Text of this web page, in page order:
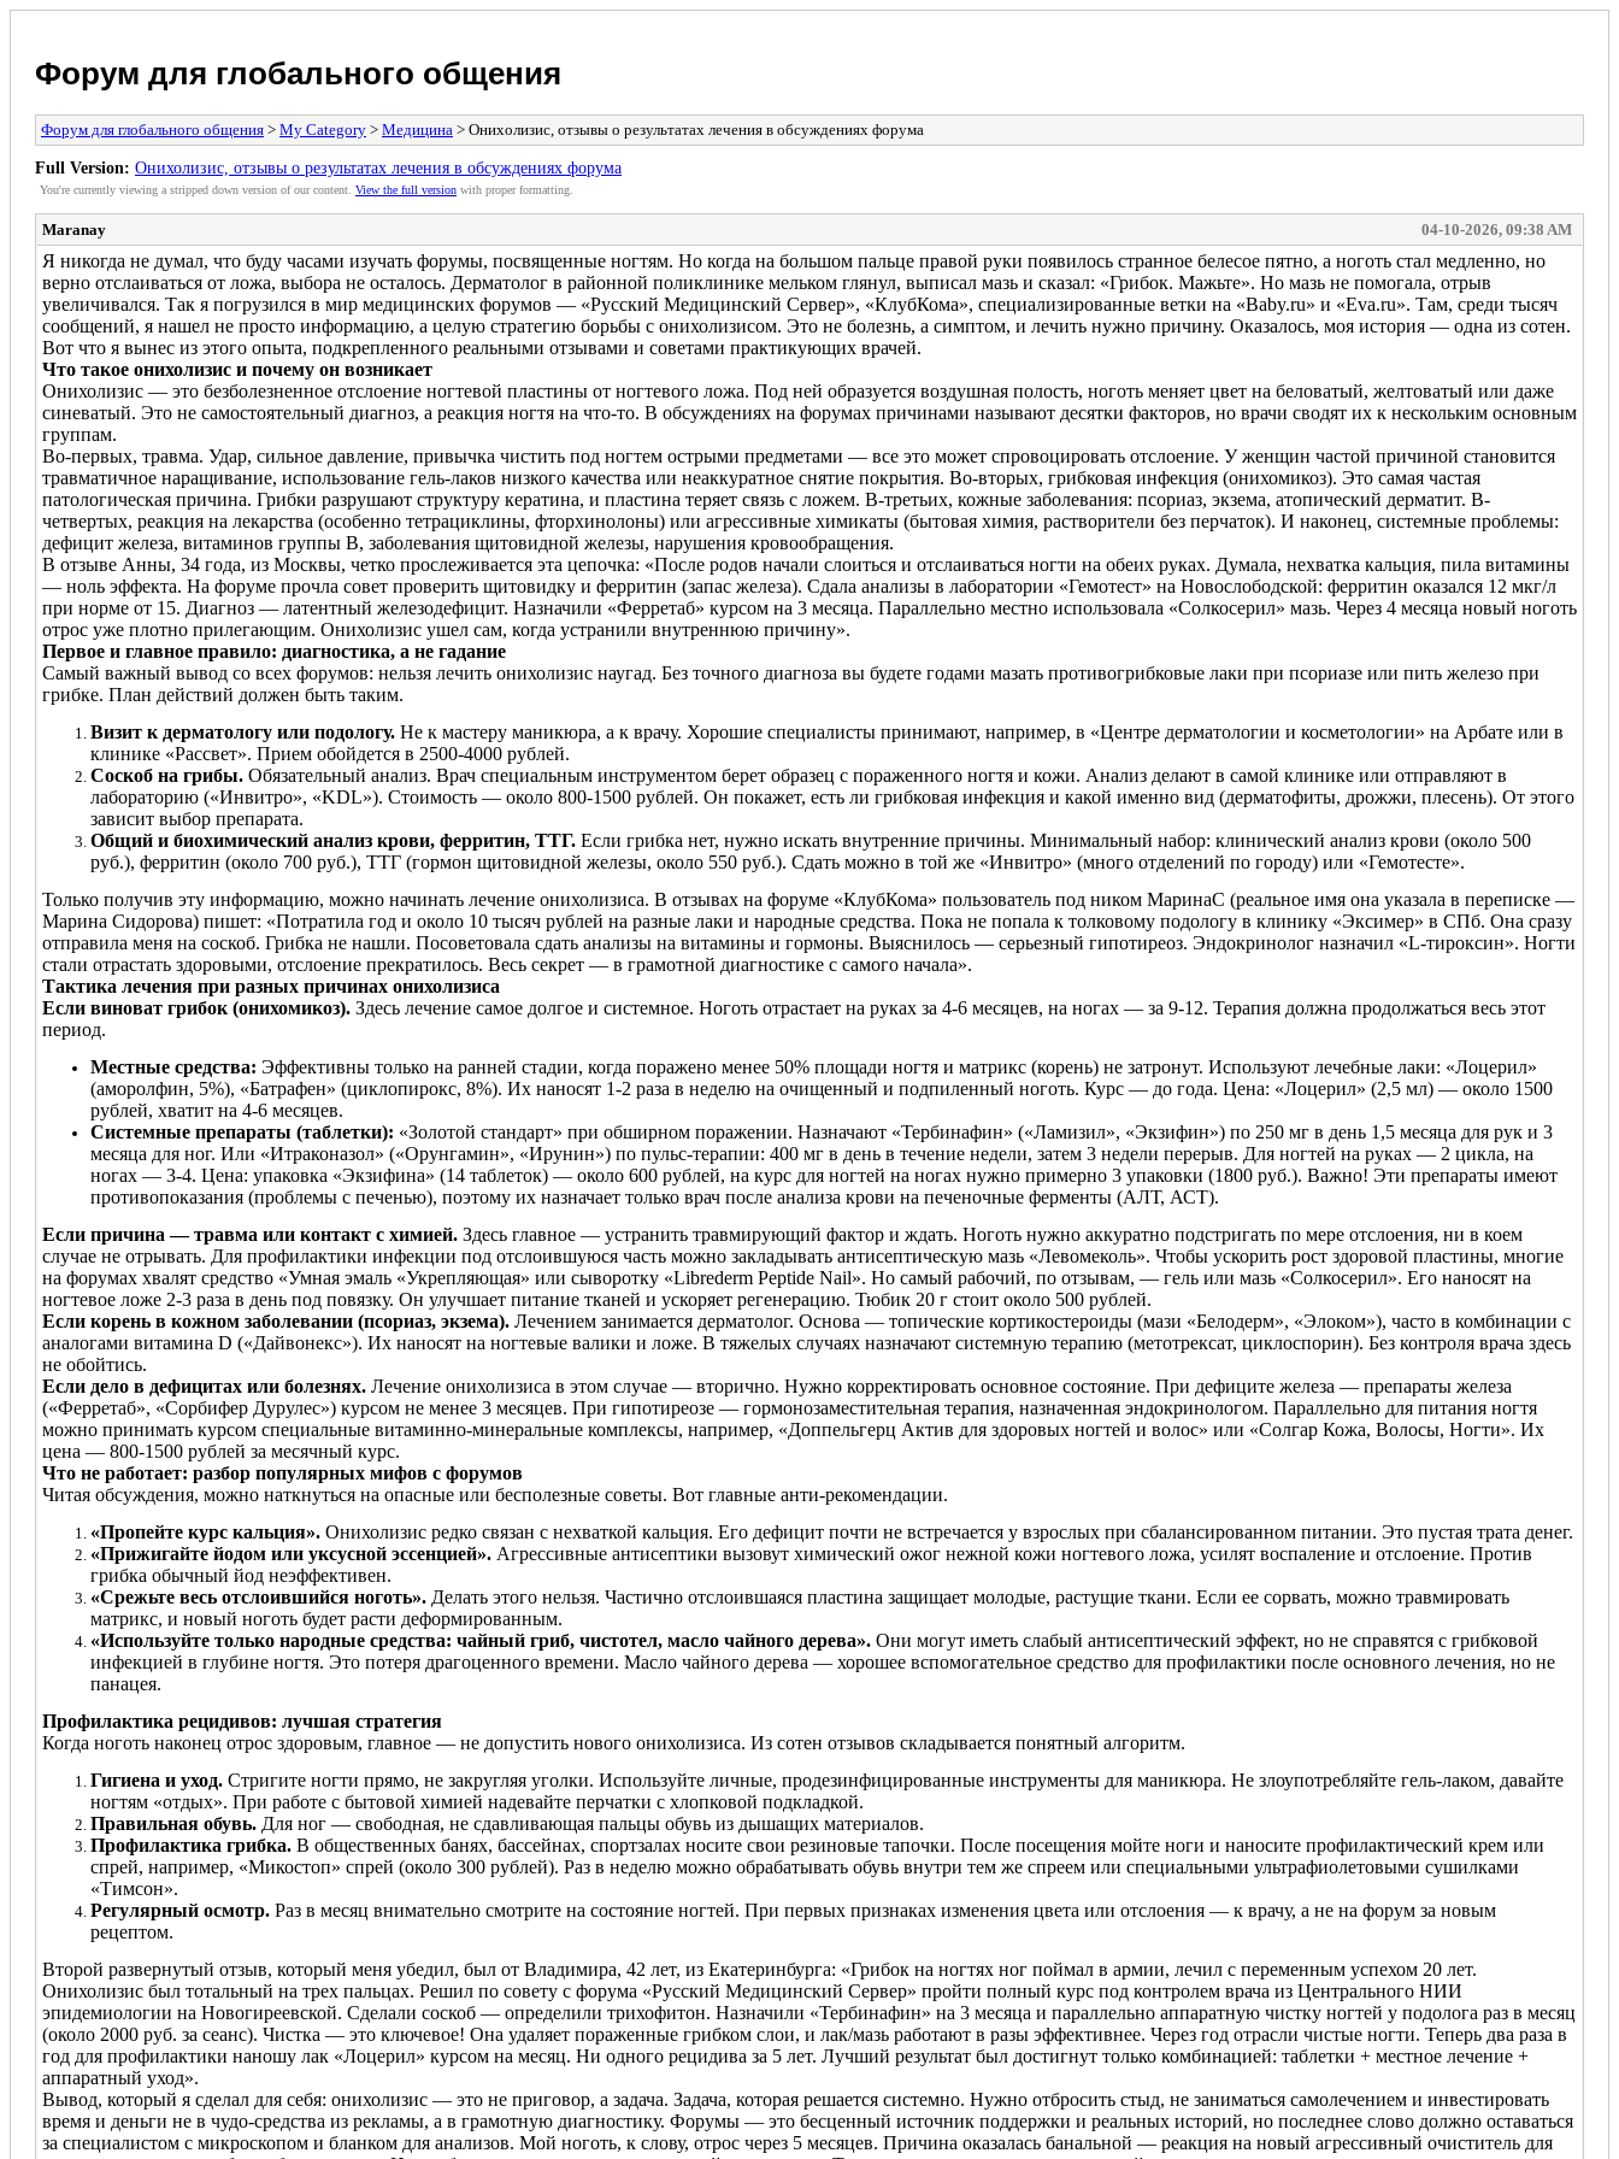
Форум для глобального общения
Форум для глобального общения > My Category > Медицина > Онихолизис, отзывы о результатах лечения в обсуждениях форума
Full Version: Онихолизис, отзывы о результатах лечения в обсуждениях форума
You're currently viewing a stripped down version of our content. View the full version with proper formatting.
Maranay 04-10-2026, 09:38 AM
Я никогда не думал, что буду часами изучать форумы, посвященные ногтям. Но когда на большом пальце правой руки появилось странное белесое пятно, а ноготь стал медленно, но
верно отслаиваться от ложа, выбора не осталось. Дерматолог в районной поликлинике мельком глянул, выписал мазь и сказал: «Грибок. Мажьте». Но мазь не помогала, отрыв
увеличивался. Так я погрузился в мир медицинских форумов — «Русский Медицинский Сервер», «КлубКома», специализированные ветки на «Baby.ru» и «Eva.ru». Там, среди тысяч
сообщений, я нашел не просто информацию, а целую стратегию борьбы с онихолизисом. Это не болезнь, а симптом, и лечить нужно причину. Оказалось, моя история — одна из сотен.
Вот что я вынес из этого опыта, подкрепленного реальными отзывами и советами практикующих врачей.
Что такое онихолизис и почему он возникает
Онихолизис — это безболезненное отслоение ногтевой пластины от ногтевого ложа. Под ней образуется воздушная полость, ноготь меняет цвет на беловатый, желтоватый или даже
синеватый. Это не самостоятельный диагноз, а реакция ногтя на что-то. В обсуждениях на форумах причинами называют десятки факторов, но врачи сводят их к нескольким основным
группам.
Во-первых, травма. Удар, сильное давление, привычка чистить под ногтем острыми предметами — все это может спровоцировать отслоение. У женщин частой причиной становится
травматичное наращивание, использование гель-лаков низкого качества или неаккуратное снятие покрытия. Во-вторых, грибковая инфекция (онихомикоз). Это самая частая
патологическая причина. Грибки разрушают структуру кератина, и пластина теряет связь с ложем. В-третьих, кожные заболевания: псориаз, экзема, атопический дерматит. В-
четвертых, реакция на лекарства (особенно тетрациклины, фторхинолоны) или агрессивные химикаты (бытовая химия, растворители без перчаток). И наконец, системные проблемы:
дефицит железа, витаминов группы B, заболевания щитовидной железы, нарушения кровообращения.
В отзыве Анны, 34 года, из Москвы, четко прослеживается эта цепочка: «После родов начали слоиться и отслаиваться ногти на обеих руках. Думала, нехватка кальция, пила витамины
— ноль эффекта. На форуме прочла совет проверить щитовидку и ферритин (запас железа). Сдала анализы в лаборатории «Гемотест» на Новослободской: ферритин оказался 12 мкг/л
при норме от 15. Диагноз — латентный железодефицит. Назначили «Ферретаб» курсом на 3 месяца. Параллельно местно использовала «Солкосерил» мазь. Через 4 месяца новый ноготь
отрос уже плотно прилегающим. Онихолизис ушел сам, когда устранили внутреннюю причину».
Первое и главное правило: диагностика, а не гадание
Самый важный вывод со всех форумов: нельзя лечить онихолизис наугад. Без точного диагноза вы будете годами мазать противогрибковые лаки при псориазе или пить железо при
грибке. План действий должен быть таким.
Визит к дерматологу или подологу. Не к мастеру маникюра, а к врачу. Хорошие специалисты принимают, например, в «Центре дерматологии и косметологии» на Арбате или в
клинике «Рассвет». Прием обойдется в 2500-4000 рублей.
Соскоб на грибы. Обязательный анализ. Врач специальным инструментом берет образец с пораженного ногтя и кожи. Анализ делают в самой клинике или отправляют в
лабораторию («Инвитро», «KDL»). Стоимость — около 800-1500 рублей. Он покажет, есть ли грибковая инфекция и какой именно вид (дерматофиты, дрожжи, плесень). От этого
зависит выбор препарата.
Общий и биохимический анализ крови, ферритин, ТТГ. Если грибка нет, нужно искать внутренние причины. Минимальный набор: клинический анализ крови (около 500
руб.), ферритин (около 700 руб.), ТТГ (гормон щитовидной железы, около 550 руб.). Сдать можно в той же «Инвитро» (много отделений по городу) или «Гемотесте».
Только получив эту информацию, можно начинать лечение онихолизиса. В отзывах на форуме «КлубКома» пользователь под ником МаринаС (реальное имя она указала в переписке —
Марина Сидорова) пишет: «Потратила год и около 10 тысяч рублей на разные лаки и народные средства. Пока не попала к толковому подологу в клинику «Эксимер» в СПб. Она сразу
отправила меня на соскоб. Грибка не нашли. Посоветовала сдать анализы на витамины и гормоны. Выяснилось — серьезный гипотиреоз. Эндокринолог назначил «L-тироксин». Ногти
стали отрастать здоровыми, отслоение прекратилось. Весь секрет — в грамотной диагностике с самого начала».
Тактика лечения при разных причинах онихолизиса
Если виноват грибок (онихомикоз). Здесь лечение самое долгое и системное. Ноготь отрастает на руках за 4-6 месяцев, на ногах — за 9-12. Терапия должна продолжаться весь этот
период.
Местные средства: Эффективны только на ранней стадии, когда поражено менее 50% площади ногтя и матрикс (корень) не затронут. Используют лечебные лаки: «Лоцерил»
(аморолфин, 5%), «Батрафен» (циклопирокс, 8%). Их наносят 1-2 раза в неделю на очищенный и подпиленный ноготь. Курс — до года. Цена: «Лоцерил» (2,5 мл) — около 1500
рублей, хватит на 4-6 месяцев.
Системные препараты (таблетки): «Золотой стандарт» при обширном поражении. Назначают «Тербинафин» («Ламизил», «Экзифин») по 250 мг в день 1,5 месяца для рук и 3
месяца для ног. Или «Итраконазол» («Орунгамин», «Ирунин») по пульс-терапии: 400 мг в день в течение недели, затем 3 недели перерыв. Для ногтей на руках — 2 цикла, на
ногах — 3-4. Цена: упаковка «Экзифина» (14 таблеток) — около 600 рублей, на курс для ногтей на ногах нужно примерно 3 упаковки (1800 руб.). Важно! Эти препараты имеют
противопоказания (проблемы с печенью), поэтому их назначает только врач после анализа крови на печеночные ферменты (АЛТ, АСТ).
Если причина — травма или контакт с химией. Здесь главное — устранить травмирующий фактор и ждать. Ноготь нужно аккуратно подстригать по мере отслоения, ни в коем
случае не отрывать. Для профилактики инфекции под отслоившуюся часть можно закладывать антисептическую мазь «Левомеколь». Чтобы ускорить рост здоровой пластины, многие
на форумах хвалят средство «Умная эмаль «Укрепляющая» или сыворотку «Librederm Peptide Nail». Но самый рабочий, по отзывам, — гель или мазь «Солкосерил». Его наносят на
ногтевое ложе 2-3 раза в день под повязку. Он улучшает питание тканей и ускоряет регенерацию. Тюбик 20 г стоит около 500 рублей.
Если корень в кожном заболевании (псориаз, экзема). Лечением занимается дерматолог. Основа — топические кортикостероиды (мази «Белодерм», «Элоком»), часто в комбинации с
аналогами витамина D («Дайвонекс»). Их наносят на ногтевые валики и ложе. В тяжелых случаях назначают системную терапию (метотрексат, циклоспорин). Без контроля врача здесь
не обойтись.
Если дело в дефицитах или болезнях. Лечение онихолизиса в этом случае — вторично. Нужно корректировать основное состояние. При дефиците железа — препараты железа
(«Ферретаб», «Сорбифер Дурулес») курсом не менее 3 месяцев. При гипотиреозе — гормонозаместительная терапия, назначенная эндокринологом. Параллельно для питания ногтя
можно принимать курсом специальные витаминно-минеральные комплексы, например, «Доппельгерц Актив для здоровых ногтей и волос» или «Солгар Кожа, Волосы, Ногти». Их
цена — 800-1500 рублей за месячный курс.
Что не работает: разбор популярных мифов с форумов
Читая обсуждения, можно наткнуться на опасные или бесполезные советы. Вот главные анти-рекомендации.
«Пропейте курс кальция». Онихолизис редко связан с нехваткой кальция. Его дефицит почти не встречается у взрослых при сбалансированном питании. Это пустая трата денег.
«Прижигайте йодом или уксусной эссенцией». Агрессивные антисептики вызовут химический ожог нежной кожи ногтевого ложа, усилят воспаление и отслоение. Против
грибка обычный йод неэффективен.
«Срежьте весь отслоившийся ноготь». Делать этого нельзя. Частично отслоившаяся пластина защищает молодые, растущие ткани. Если ее сорвать, можно травмировать
матрикс, и новый ноготь будет расти деформированным.
«Используйте только народные средства: чайный гриб, чистотел, масло чайного дерева». Они могут иметь слабый антисептический эффект, но не справятся с грибковой
инфекцией в глубине ногтя. Это потеря драгоценного времени. Масло чайного дерева — хорошее вспомогательное средство для профилактики после основного лечения, но не
панацея.
Профилактика рецидивов: лучшая стратегия
Когда ноготь наконец отрос здоровым, главное — не допустить нового онихолизиса. Из сотен отзывов складывается понятный алгоритм.
Гигиена и уход. Стригите ногти прямо, не закругляя уголки. Используйте личные, продезинфицированные инструменты для маникюра. Не злоупотребляйте гель-лаком, давайте
ногтям «отдых». При работе с бытовой химией надевайте перчатки с хлопковой подкладкой.
Правильная обувь. Для ног — свободная, не сдавливающая пальцы обувь из дышащих материалов.
Профилактика грибка. В общественных банях, бассейнах, спортзалах носите свои резиновые тапочки. После посещения мойте ноги и наносите профилактический крем или
спрей, например, «Микостоп» спрей (около 300 рублей). Раз в неделю можно обрабатывать обувь внутри тем же спреем или специальными ультрафиолетовыми сушилками
«Тимсон».
Регулярный осмотр. Раз в месяц внимательно смотрите на состояние ногтей. При первых признаках изменения цвета или отслоения — к врачу, а не на форум за новым
рецептом.
Второй развернутый отзыв, который меня убедил, был от Владимира, 42 лет, из Екатеринбурга: «Грибок на ногтях ног поймал в армии, лечил с переменным успехом 20 лет.
Онихолизис был тотальный на трех пальцах. Решил по совету с форума «Русский Медицинский Сервер» пройти полный курс под контролем врача из Центрального НИИ
эпидемиологии на Новогиреевской. Сделали соскоб — определили трихофитон. Назначили «Тербинафин» на 3 месяца и параллельно аппаратную чистку ногтей у подолога раз в месяц
(около 2000 руб. за сеанс). Чистка — это ключевое! Она удаляет пораженные грибком слои, и лак/мазь работают в разы эффективнее. Через год отрасли чистые ногти. Теперь два раза в
год для профилактики наношу лак «Лоцерил» курсом на месяц. Ни одного рецидива за 5 лет. Лучший результат был достигнут только комбинацией: таблетки + местное лечение +
аппаратный уход».
Вывод, который я сделал для себя: онихолизис — это не приговор, а задача. Задача, которая решается системно. Нужно отбросить стыд, не заниматься самолечением и инвестировать
время и деньги не в чудо-средства из рекламы, а в грамотную диагностику. Форумы — это бесценный источник поддержки и реальных историй, но последнее слово должно оставаться
за специалистом с микроскопом и бланком для анализов. Мой ноготь, к слову, отрос через 5 месяцев. Причина оказалась банальной — реакция на новый агрессивный очиститель для